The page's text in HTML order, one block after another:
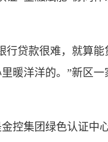
贷款很难，就算能
暖洋洋的。”新区
集团绿色认证中